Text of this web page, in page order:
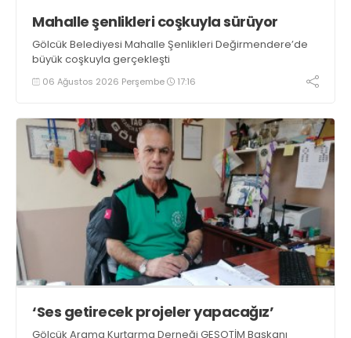
Mahalle şenlikleri coşkuyla sürüyor
Gölcük Belediyesi Mahalle Şenlikleri Değirmendere’de
büyük coşkuyla gerçekleşti
06 Ağustos 2026 Perşembe 17:16
‘Ses getirecek projeler yapacağız’
Gölcük Arama Kurtarma Derneği GESOTİM Başkanı